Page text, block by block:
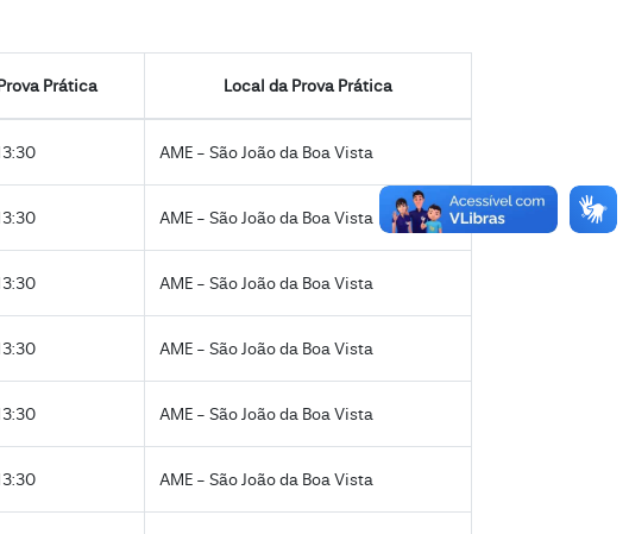
Prática Local da Prova Prática
AME - São João da Boa Vista
AME - São João da Boa Vista
AME - São João da Boa Vista
AME - São João da Boa Vista
AME - São João da Boa Vista
AME - São João da Boa Vista